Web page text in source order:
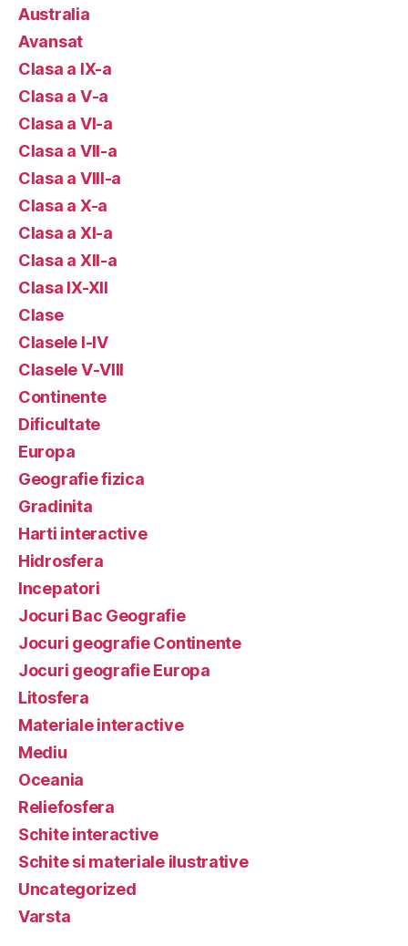
Australia
Avansat
Clasa a IX-a
Clasa a V-a
Clasa a VI-a
Clasa a VII-a
Clasa a VIII-a
Clasa a X-a
Clasa a XI-a
Clasa a XII-a
Clasa IX-XII
Clase
Clasele I-IV
Clasele V-VIII
Continente
Dificultate
Europa
Geografie fizica
Gradinita
Harti interactive
Hidrosfera
Incepatori
Jocuri Bac Geografie
Jocuri geografie Continente
Jocuri geografie Europa
Litosfera
Materiale interactive
Mediu
Oceania
Reliefosfera
Schite interactive
Schite si materiale ilustrative
Uncategorized
Varsta